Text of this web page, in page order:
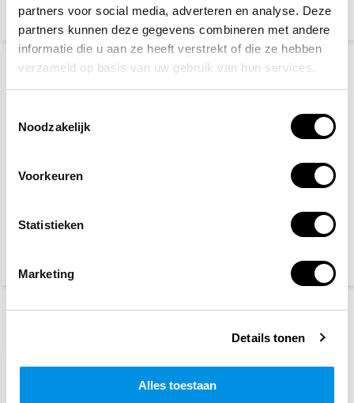
partners voor social media, adverteren en analyse. Deze
partners kunnen deze gegevens combineren met andere
informatie die u aan ze heeft verstrekt of die ze hebben
verzameld op basis van uw gebruik van hun services.
Noodzakelijk
Voorkeuren
Statistieken
Marketing
Details tonen
Alles toestaan
2,50
(3,03 Incl. btw)
2,50
Brandblusser bord